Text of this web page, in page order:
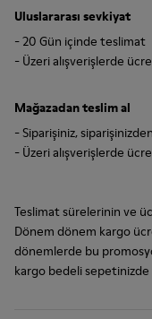
Uluslararası sevkiyat
- 20 Gün içinde teslimat
- Üzeri alışverişlerde
Mağazadan teslim al
- Siparişiniz,
- Üzeri alışverişlerde
Teslimat sürelerinin ve
Dönem dönem kargo
dönemlerde bu
kargo bedeli